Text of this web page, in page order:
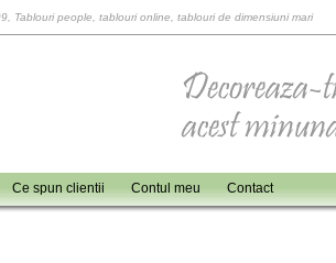
Tablouri people, tablouri online, tablouri de dimensiuni mari
Ce spun clientii Contul meu Contact